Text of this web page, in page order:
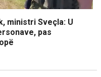
ministri Sveçla: U
pas